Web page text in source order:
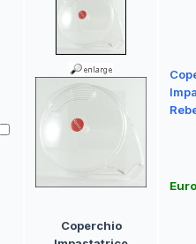
Coperchio